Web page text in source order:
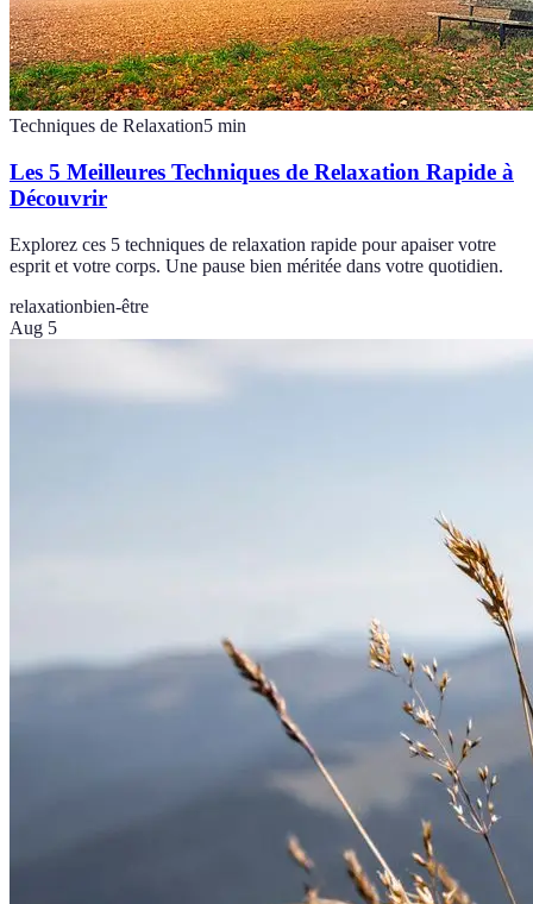
Techniques de Relaxation5 min
Les 5 Meilleures Techniques de Relaxation Rapide à
Découvrir
Explorez ces 5 techniques de relaxation rapide pour apaiser votre
esprit et votre corps. Une pause bien méritée dans votre quotidien.
relaxationbien-être
Aug 5